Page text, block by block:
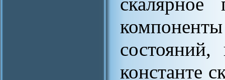
константе